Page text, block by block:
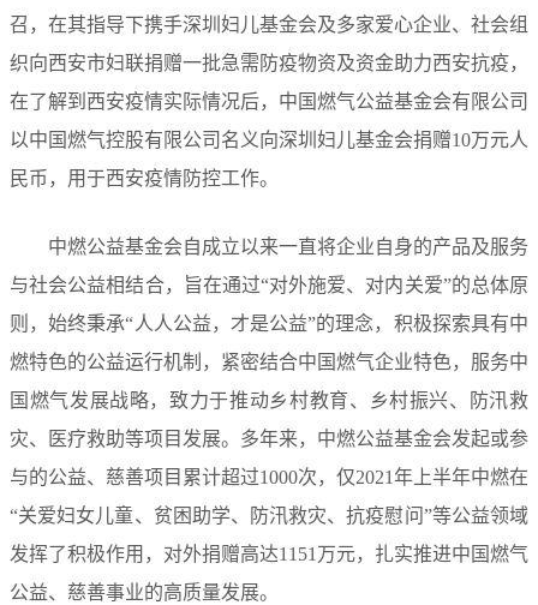
召，在其指导下携手深圳妇儿基金会及多家爱心企业、社会组
织向西安市妇联捐赠一批急需防疫物资及资金助力西安抗疫，
在了解到西安疫情实际情况后，中国燃气公益基金会有限公司
以中国燃气控股有限公司名义向深圳妇儿基金会捐赠10万元人
民币，用于西安疫情防控工作。
中燃公益基金会自成立以来一直将企业自身的产品及服务
与社会公益相结合，旨在通过“对外施爱、对内关爱”的总体原
则，始终秉承“人人公益，才是公益”的理念，积极探索具有中
燃特色的公益运行机制，紧密结合中国燃气企业特色，服务中
国燃气发展战略，致力于推动乡村教育、乡村振兴、防汛救
灾、医疗救助等项目发展。多年来，中燃公益基金会发起或参
与的公益、慈善项目累计超过1000次，仅2021年上半年中燃在
“关爱妇女儿童、贫困助学、防汛救灾、抗疫慰问”等公益领域
发挥了积极作用，对外捐赠高达1151万元，扎实推进中国燃气
公益、慈善事业的高质量发展。